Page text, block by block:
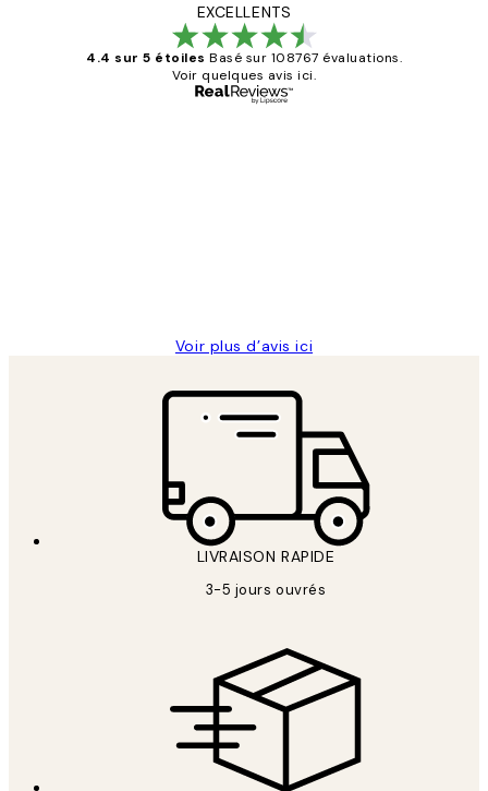
EXCELLENTS
4.4 sur 5 étoiles Basé sur 108767 évaluations.
Voir quelques avis ici.
Voir plus d’avis ici
LIVRAISON RAPIDE
3-5 jours ouvrés